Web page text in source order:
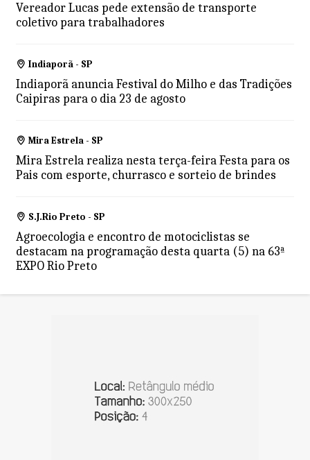
Vereador Lucas pede extensão de transporte
coletivo para trabalhadores
Indiaporã - SP
Indiaporã anuncia Festival do Milho e das Tradições
Caipiras para o dia 23 de agosto
Mira Estrela - SP
Mira Estrela realiza nesta terça-feira Festa para os
Pais com esporte, churrasco e sorteio de brindes
S.J.Rio Preto - SP
Agroecologia e encontro de motociclistas se
destacam na programação desta quarta (5) na 63ª
EXPO Rio Preto